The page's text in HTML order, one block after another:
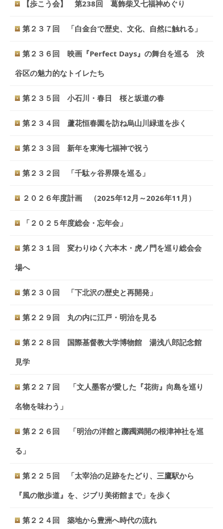
【歩こう会】 第238回 葛飾柴又七福神めぐり
第２３７回 「白金台で歴史、文化、自然に触れる」
第２３６回 映画『Perfect Days』の舞台を巡る 渋
谷区の魅力的なトイレたち
第２３５回 小石川・春日 桜と坂道の春
第２３４回 蘆花恒春園を訪ね烏山川緑道を歩く
第２３３回 新年を東海七福神で祝う
第２３２回 「千駄ヶ谷界隈を巡る」
２０２６年度計画 （2025年12月～2026年11月）
「２０２５年度総会・忘年会」
第２３１回 変わりゆく六本木・虎ノ門を巡り総会会
場へ
第２３０回 「下北沢の歴史と再開発」
第２２９回 丸の内に江戸・明治を見る
第２２８回 国際基督教大学博物館 湯浅八郎記念館
見学
第２２７回 「文人墨客が愛した『花街』向島を巡り
名物を味わう」
第２２６回 「明治の洋館と躑躅満開の根津神社を巡
る」
第２２５回 「太宰治の足跡をたどり、三鷹駅から
『風の散歩道』を、ジブリ美術館まで」を歩く
第２２４回 築地から豊洲へ時代の流れ